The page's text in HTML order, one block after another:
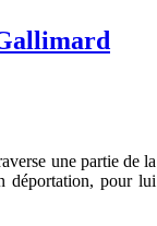
une partie de la
déportation, pour lui